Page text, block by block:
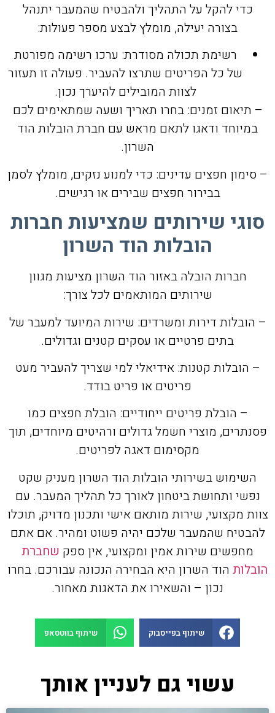
כדי להקל על התהליך ולהבטיח שהמעבר יתנהל
בצורה יעילה, מומלץ לבצע מספר פעולות:
רשימת תכולה מסודרת: ערכו רשימה מפורטת
של כל הפריטים שתרצו להעביר. פעולה זו תעזור
לצוות המובילים להיערך נכון.
– תיאום זמנים: בחרו תאריך ושעה שמתאימים לכם
במיוחד ודאגו לתאם מראש עם חברת הובלות הוד
השרון.
– סימון חפצים עדינים: כדי למנוע נזקים, מומלץ לסמן
בבירור חפצים שבירים או רגישים.
סוגי שירותים שמציעות חברות
הובלות הוד השרון
חברות הובלה באזור הוד השרון מציעות מגוון
שירותים המותאמים לכל צורך:
– הובלות דירות ומשרדים: שירות המיועד למעבר של
בתים פרטיים או עסקים קטנים וגדולים.
– הובלות קטנות: אידיאלי למי שצריך להעביר מעט
פריטים או פריט בודד.
– הובלת פריטים ייחודיים: הובלת חפצים כמו
פסנתרים, מוצרי חשמל גדולים ורהיטים מיוחדים, תוך
מקסימום דאגה לפריטים.
השימוש בשירותי הובלות הוד השרון מעניק שקט
נפשי ותחושת ביטחון לאורך כל תהליך המעבר. עם
צוות מקצועי, שירות מותאם אישי ותכנון מדויק, תוכלו
להבטיח שהמעבר שלכם יהיה פשוט ומהיר. אם אתם
מחפשים שירות אמין ומקצועי, אין ספק שחברת
הובלות הוד השרון היא הבחירה הנכונה עבורכם. בחרו
נכון – והשאירו את הדאגות מאחור.
שיתוף בפייסבוק שיתוף בווטסאפ
עשוי גם לעניין אותך